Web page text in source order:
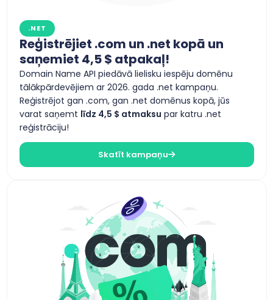
.NET
Reģistrējiet .com un .net kopā un
saņemiet 4,5 $ atpakaļ!
Domain Name API piedāvā lielisku iespēju domēnu
tālākpārdevējiem ar 2026. gada .net kampaņu.
Reģistrējot gan .com, gan .net domēnus kopā, jūs
varat saņemt līdz 4,5 $ atmaksu par katru .net
reģistrāciju!
Skatīt kampaņu